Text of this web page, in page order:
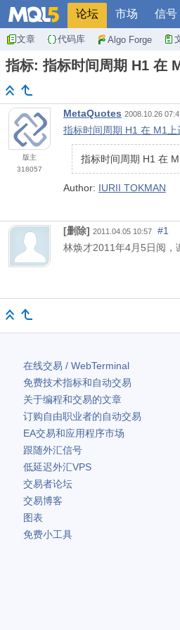
论坛 市场 信号
文章 代码库 Algo Forge
指标: 指标时间周期 Н1 在
版主
318057
MetaQuotes 2008.10.26
指标时间周期 Н1 在 М1上
指标时间周期 Н1 在
Author: IURII TOKMAN
[删除] 2011.04.05 10:57
#1
林焕才2011年4月 5日阅，
在线交易 / WebTerminal
免费技术指标和自动交易
关于编程和交易的文章
订购自由职业者的自动交易
EA交易和应用程序市场
跟随外汇信号
低延迟外汇VPS
交易者论坛
交易博客
图表
免费小工具